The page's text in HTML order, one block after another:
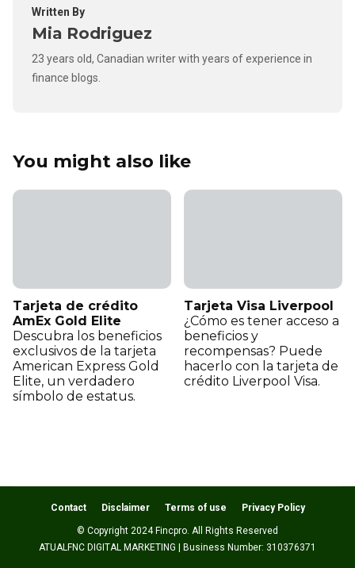
Written By
Mia Rodriguez
23 years old, Canadian writer with years of experience in
finance blogs.
You might also like
Tarjeta de crédito
AmEx Gold Elite
Descubra los beneficios
exclusivos de la tarjeta
American Express Gold
Elite, un verdadero
símbolo de estatus.
Tarjeta Visa Liverpool
¿Cómo es tener acceso a
beneficios y
recompensas? Puede
hacerlo con la tarjeta de
crédito Liverpool Visa.
Contact Disclaimer Terms of use Privacy Policy
© Copyright 2024 Fincpro. All Rights Reserved
ATUALFNC DIGITAL MARKETING | Business Number: 310376371